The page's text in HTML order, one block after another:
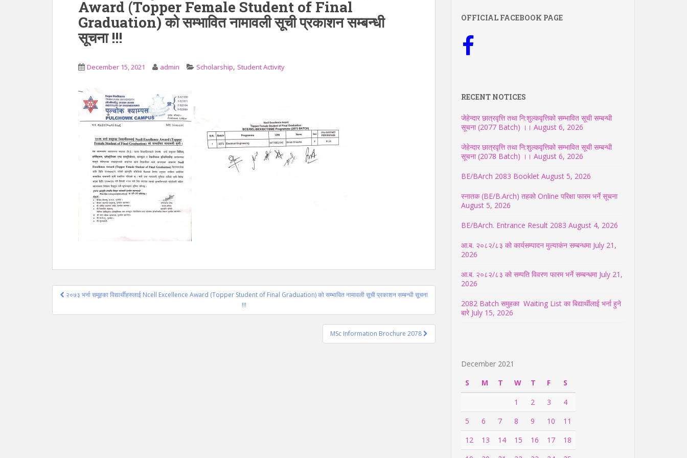
Award (Topper Female Student of Final
Graduation) को सम्भावित नामावली सूची प्रकाशन सम्बन्धी
सूचना !!!
December 15, 2021 admin Scholarship, Student Activity
Post२०७३ भर्ना समूहका विद्यार्थीहरुलाई Ncell Excellence Award (Topper Student of Final Graduation) को सम्भावित नामावली सूची प्रकाशन सम्बन्धी सूचना
!!!
MSc Information Brochure 2078
OFFICIAL FACEBOOK PAGE
RECENT NOTICES
जेहेन्दार छात्रवृत्ति तथा नि:शुल्कवृत्तिको सम्भावित सूची सम्बन्धी
सूचना (2077 Batch) ।। August 6, 2026
जेहेन्दार छात्रवृत्ति तथा नि:शुल्कवृत्तिको सम्भावित सूची सम्बन्धी
सूचना (2078 Batch) ।। August 6, 2026
BE/BArch 2083 Booklet August 5, 2026
स्नातक (BE/B.Arch) तहको Online परिक्षा फारम भर्ने सूचना
August 5, 2026
BE/BArch. Entrance Result 2083 August 4, 2026
आ.ब. २०८२/८३ को कार्यसम्पादन मुल्याकंन सम्बन्धमा July 21,
2026
आ.ब. २०८२/८३ को सम्पति विवरण फारम भर्ने सम्बन्धमा July 21,
2026
2082 Batch समुहका Waiting List का बिद्यार्थीलाई भर्ना हुने
बारे July 15, 2026
December 2021
S
M T W T F
S
1
2 3
4
5
6 7 8 9 10
11
12
13 14 15 16 17
18